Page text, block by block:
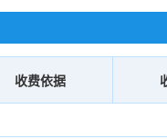
收费依据